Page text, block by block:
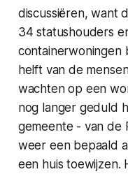
discussiëren, want
34 statushouders
containerwoningen
helft van de
wachten op een
nog langer geduld
gemeente - van de
weer een bepaald
een huis toewijzen.